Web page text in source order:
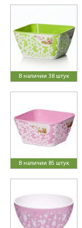
В наличии 38 штук
В наличии 85 штук